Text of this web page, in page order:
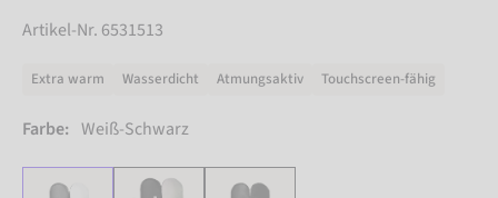
Artikel-Nr. 6531513
Extra warm Wasserdicht Atmungsaktiv Touchscreen-fähig
Farbe: Weiß-Schwarz